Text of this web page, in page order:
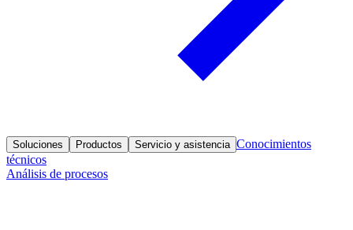
Soluciones Productos Servicio y asistencia Conocimientos
técnicos
Análisis de procesos